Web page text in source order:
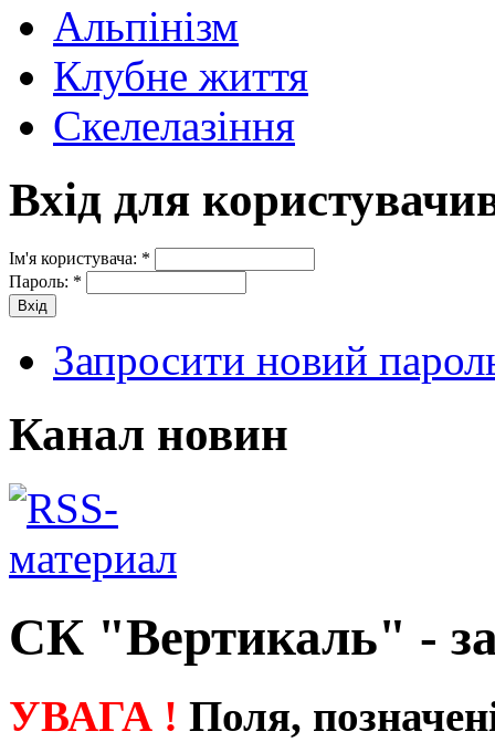
Альпінізм
Клубне життя
Скелелазіння
Вхід для
Ім'я користувача: *
Пароль: *
Запросити новий
Канал новин
СК "Вертикаль" -
УВАГА ! Поля,